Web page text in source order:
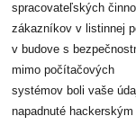
spracovateľských
zákazníkov v listinnej
v budove s
mimo počítačových
systémov boli vaše
napadnuté